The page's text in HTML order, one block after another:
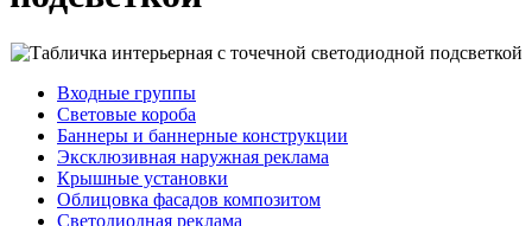
Входные группы
Световые короба
Баннеры и баннерные конструкции
Эксклюзивная наружная реклама
Крышные установки
Облицовка фасадов композитом
Светодиодная реклама